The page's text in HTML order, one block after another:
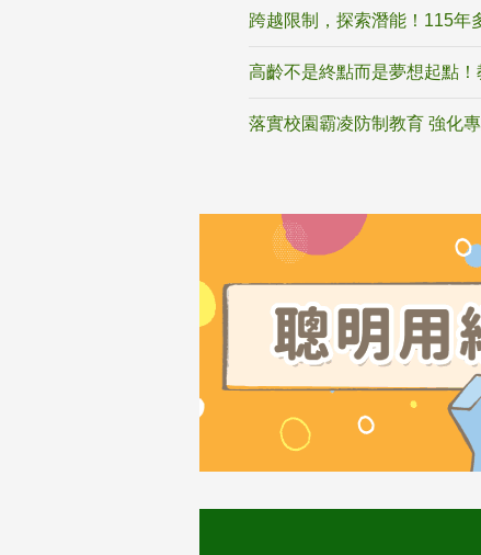
跨越限制，探索潛能！115年
高齡不是終點而是夢想起點
落實校園霸凌防制教育 強化